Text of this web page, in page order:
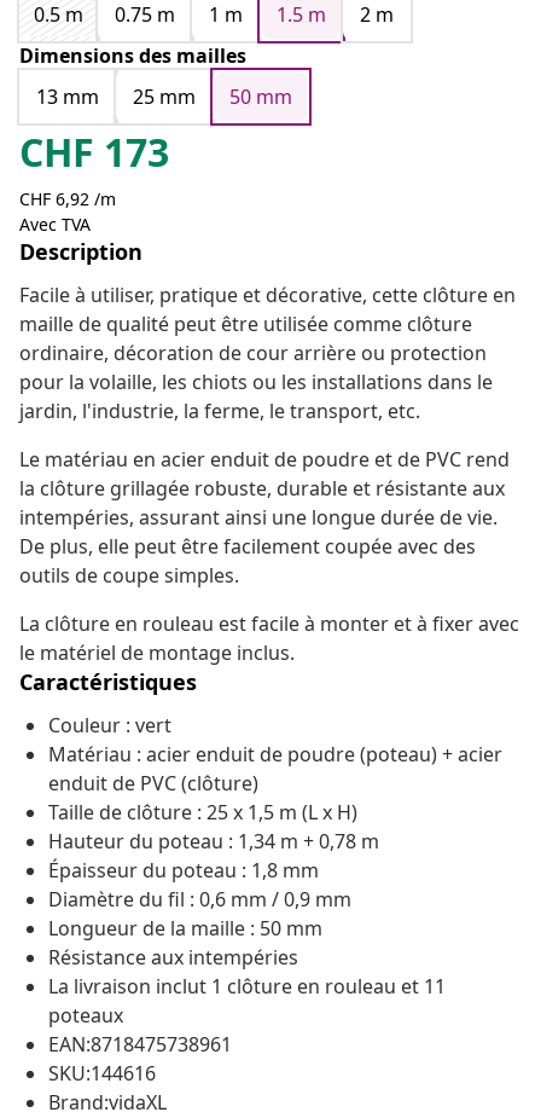
0.5 m
0.75 m 1 m 1.5 m
2 m
Dimensions des mailles
13 mm
25 mm 50 mm
CHF 173
CHF 6,92 /m
Avec TVA
Description
Facile à utiliser, pratique et décorative, cette clôture en
maille de qualité peut être utilisée comme clôture
ordinaire, décoration de cour arrière ou protection
pour la volaille, les chiots ou les installations dans le
jardin, l'industrie, la ferme, le transport, etc.
Le matériau en acier enduit de poudre et de PVC rend
la clôture grillagée robuste, durable et résistante aux
intempéries, assurant ainsi une longue durée de vie.
De plus, elle peut être facilement coupée avec des
outils de coupe simples.
La clôture en rouleau est facile à monter et à fixer avec
le matériel de montage inclus.
Caractéristiques
Couleur : vert
Matériau : acier enduit de poudre (poteau) + acier
enduit de PVC (clôture)
Taille de clôture : 25 x 1,5 m (L x H)
Hauteur du poteau : 1,34 m + 0,78 m
Épaisseur du poteau : 1,8 mm
Diamètre du fil : 0,6 mm / 0,9 mm
Longueur de la maille : 50 mm
Résistance aux intempéries
La livraison inclut 1 clôture en rouleau et 11
poteaux
EAN:8718475738961
SKU:144616
Brand:vidaXL